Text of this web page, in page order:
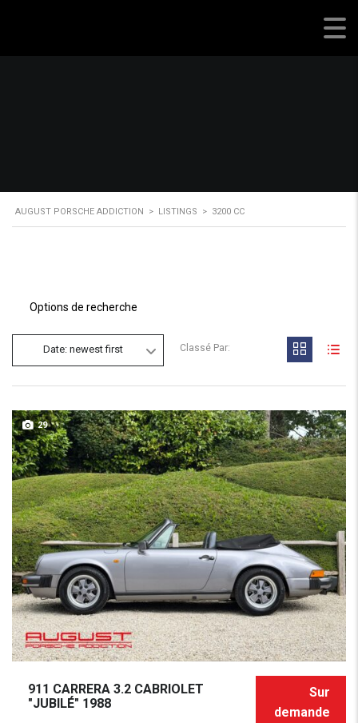
AUGUST PORSCHE ADDICTION > LISTINGS > 3200 CC
Options de recherche
Classé Par:
Date: newest first
29
Sur
demande
911 CARRERA 3.2 CABRIOLET
"JUBILÉ" 1988